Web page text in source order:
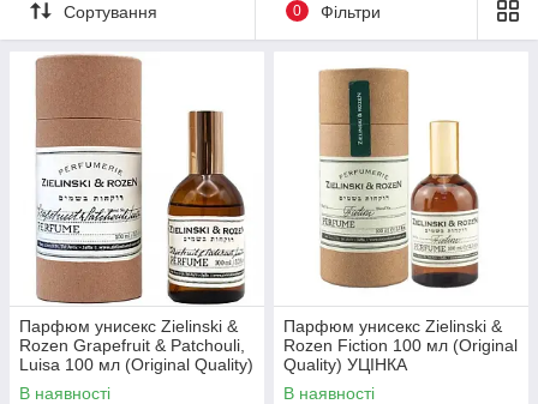
Сортування 0 Фільтри
Парфюм унисекс Zielinski &
Rozen Grapefruit & Patchouli,
Luisa 100 мл (Original Quality)
УЦІНКА
В наявності
Парфюм унисекс Zielinski &
Rozen Fiction 100 мл (Original
Quality) УЦІНКА
В наявності